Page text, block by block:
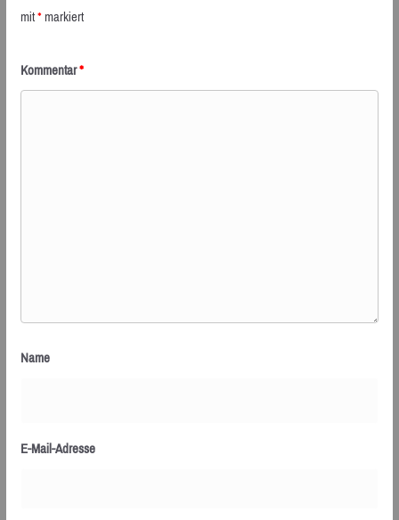
mit*markiert
Kommentar*
Name
E-Mail-Adresse